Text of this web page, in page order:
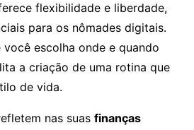
flexibilidade e liberdade,
para os nômades digitais.
escolha onde e quando
a criação de uma rotina que
de vida.
nas suas finanças